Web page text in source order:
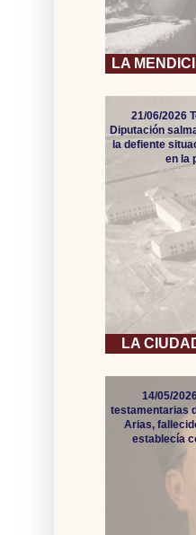
LA
LA
21/06/2026
Diputación
la defiente
en la
14/05/
testamentarias
Arias,
establecía